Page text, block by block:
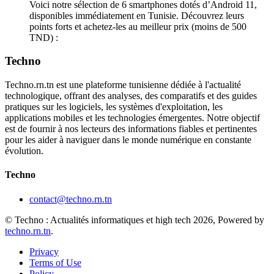
Voici notre sélection de 6 smartphones dotés d’Android 11,
disponibles immédiatement en Tunisie. Découvrez leurs
points forts et achetez-les au meilleur prix (moins de 500
TND) :
Techno
Techno.rn.tn est une plateforme tunisienne dédiée à l'actualité
technologique, offrant des analyses, des comparatifs et des guides
pratiques sur les logiciels, les systèmes d'exploitation, les
applications mobiles et les technologies émergentes. Notre objectif
est de fournir à nos lecteurs des informations fiables et pertinentes
pour les aider à naviguer dans le monde numérique en constante
évolution.
Techno
contact@techno.rn.tn
© Techno : Actualités informatiques et high tech 2026, Powered by
techno.rn.tn.
Privacy
Terms of Use